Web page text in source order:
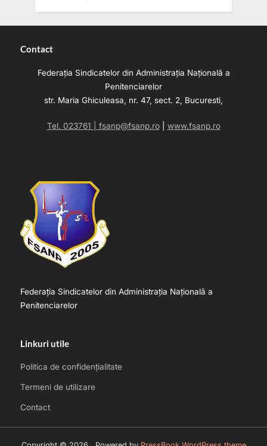
Contact
Federația Sindicatelor din Administrația Națională a
Penitenciarelor
str. Maria Ghiculeasa, nr. 47, sect. 2, Bucuresti,
Tel. 023761 | fsanp@fsanp.ro| www.fsanp.ro
Federația Sindicatelor din Administrația Națională a
Penitenciarelor
Linkuri utile
Politica de confidențialitate
Termeni de utilizare
Contact